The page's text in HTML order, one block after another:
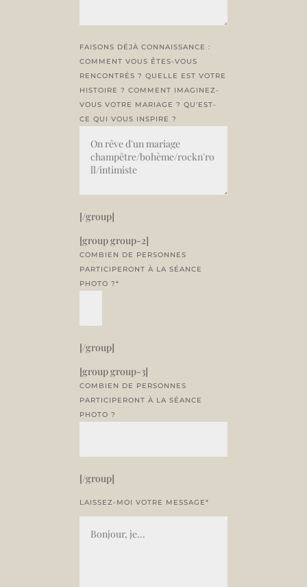
FAISONS DÉJÀ CONNAISSANCE :
COMMENT VOUS ÊTES-VOUS
RENCONTRÉS ? QUELLE EST VOTRE
HISTOIRE ? COMMENT IMAGINEZ-
VOUS VOTRE MARIAGE ? QU'EST-
CE QUI VOUS INSPIRE ?
[/group]
[group group-2]
COMBIEN DE PERSONNES
PARTICIPERONT À LA SÉANCE
PHOTO ?*
[/group]
[group group-3]
COMBIEN DE PERSONNES
PARTICIPERONT À LA SÉANCE
PHOTO ?
[/group]
LAISSEZ-MOI VOTRE MESSAGE*